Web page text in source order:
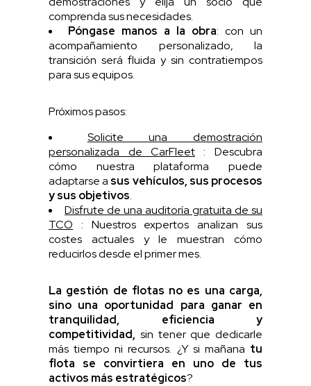
comprenda sus necesidades.
Póngase manos a la obra: con un
acompañamiento personalizado, la
transición será fluida y sin contratiempos
para sus equipos.
Próximos pasos:
Solicite una demostración
personalizada de CarFleet : Descubra
cómo nuestra plataforma puede
adaptarse a sus vehículos, sus procesos
y sus objetivos.
Disfrute de una auditoría gratuita de su
TCO : Nuestros expertos analizan sus
costes actuales y le muestran cómo
reducirlos desde el primer mes.
La gestión de flotas no es una carga,
sino una oportunidad para ganar en
tranquilidad, eficiencia y
competitividad, sin tener que dedicarle
más tiempo ni recursos. ¿Y si mañana tu
flota se convirtiera en uno de tus
activos más estratégicos?